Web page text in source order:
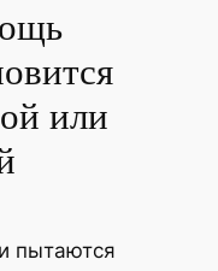
или
пытаются